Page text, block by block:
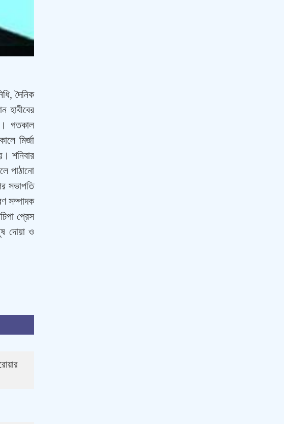
দৈনিক
হাবীবের
গতকাল
মির্জা
শনিবার
পাঠানো
সভাপতি
সম্পাদক
প্রেস
দোয়া ও